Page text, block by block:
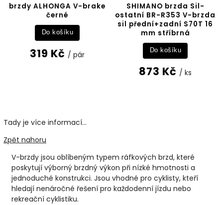
brzdy ALHONGA V-brake
černé
319 Kč / pár
Do košíku
SHIMANO brzda Sil-
ostatní BR-R353 V-brzda
sil přední+zadní S70T 16
mm stříbrná
873 Kč / ks
Do košíku
Tady je více informací...
Zpět nahoru
V-brzdy jsou oblíbeným typem ráfkových brzd, které
poskytují výborný brzdný výkon při nízké hmotnosti a
jednoduché konstrukci. Jsou vhodné pro cyklisty, kteří
hledají nenáročné řešení pro každodenní jízdu nebo
rekreační cyklistiku.